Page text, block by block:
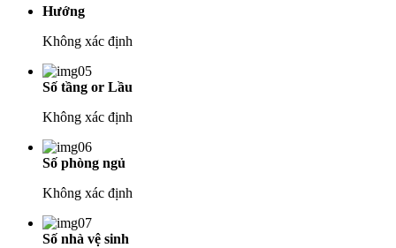
Hướng
Không xác định
Số tầng or Lầu
Không xác định
Số phòng ngủ
Không xác định
Số nhà vệ sinh